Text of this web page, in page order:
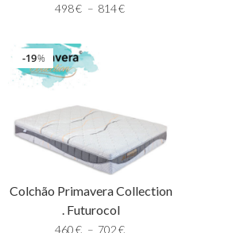
498€ – 814€
%
19
Colchão Primavera Collection
. Futurocol
460€ – 702€